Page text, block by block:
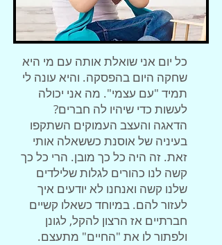
כל יום אני שואלת אותה עם מי היא
שחקה היום בהפסקה. והיא עונה לי
תמיד "עם עצמי". מה אני יכולה
לעשות כדי שיהיו לה חברים?
הדאגה והעצב העמוקים השתקפו
בעיניה של אוסנת כששאלה אותי
זאת. זה היה כל כך מובן. הרי כל כך
קשה לנו כהורים לגלות שלילדים
שלנו קשה ואנחנו לא יודעים איך
לעזור להם. במיוחד כשאלו קשיים
חברתיים אז הרצון להקל, לגונן
ולפתור לו את "החיים" מתעצם.